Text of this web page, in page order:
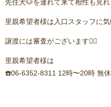
先住犬🐶を連れて来て相性も見
里親希望者様は入口スタッフに
譲渡には審査がございます🙇‍♂️
里親希望者様は
☎️06-6352-8311 12時〜20時 無休